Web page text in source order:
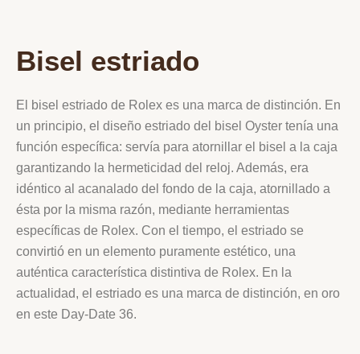
Bisel estriado
El bisel estriado de Rolex es una marca de distinción. En
un principio, el diseño estriado del bisel Oyster tenía una
función específica: servía para atornillar el bisel a la caja
garantizando la hermeticidad del reloj. Además, era
idéntico al acanalado del fondo de la caja, atornillado a
ésta por la misma razón, mediante herramientas
específicas de Rolex. Con el tiempo, el estriado se
convirtió en un elemento puramente estético, una
auténtica característica distintiva de Rolex. En la
actualidad, el estriado es una marca de distinción, en oro
en este Day-Date 36.